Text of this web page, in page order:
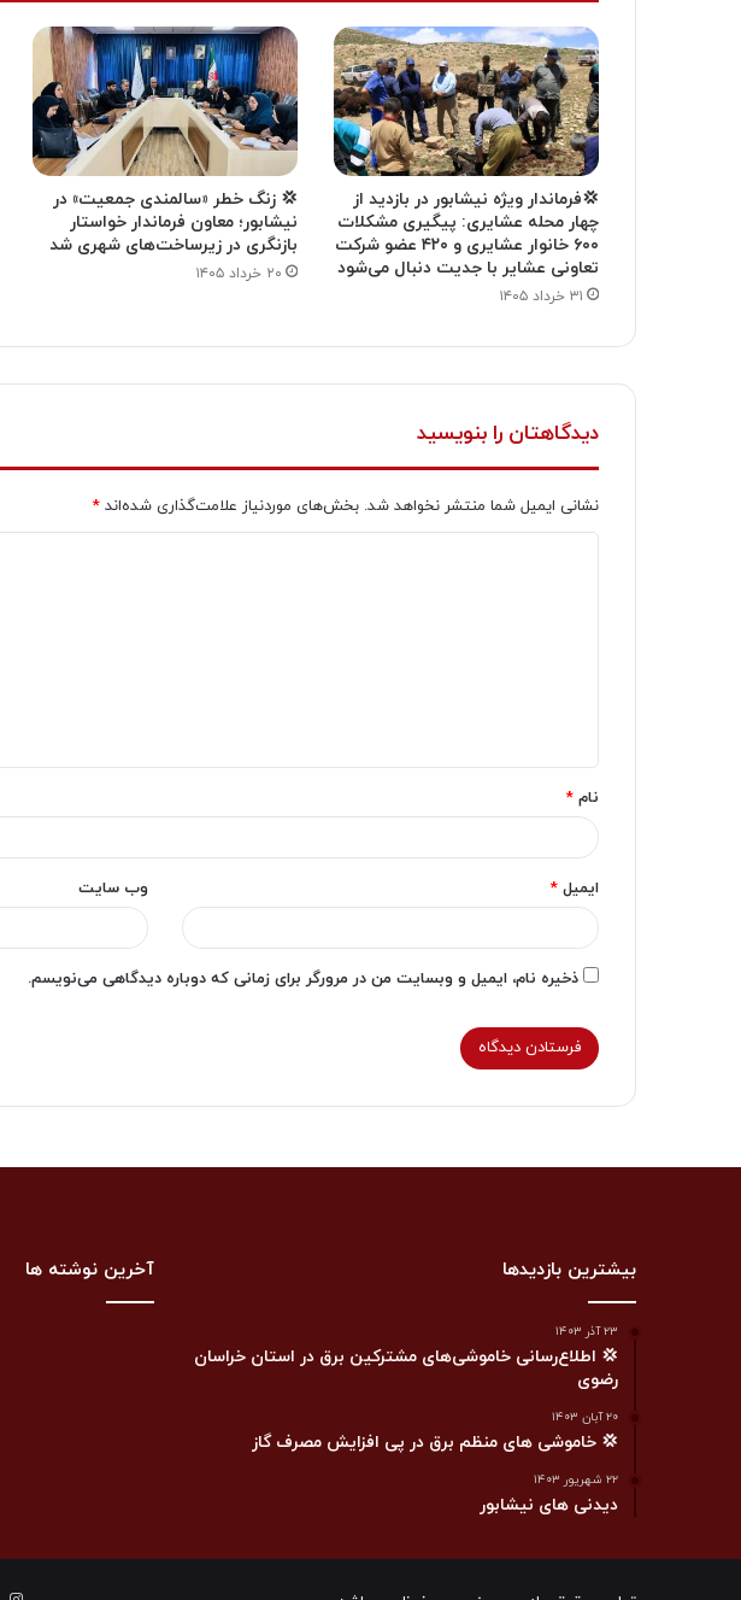
💢فرماندار ویژه نیشابور در بازدید از
چهار محله عشایری: پیگیری مشکلات
۶۰۰ خانوار عشایری و ۴۲۰ عضو شرکت
تعاونی عشایر با جدیت دنبال می‌شود
۳۱ خرداد ۱۴۰۵
💢 زنگ خطر «سالمندی جمعیت» در
نیشابور؛ معاون فرماندار خواستار
بازنگری در زیرساخت‌های شهری شد
۲۰ خرداد ۱۴۰۵
دیدگاهتان را بنویسید
نشانی ایمیل شما منتشر نخواهد شد. بخش‌های موردنیاز علامت‌گذاری شده‌اند *
*
نام *
ایمیل * وب‌ سایت
ذخیره نام، ایمیل و وبسایت من در مرورگر برای زمانی که دوباره دیدگاهی می‌نویسم.
بیشترین بازدیدها
۲۳ آذر ۱۴۰۳
💢 اطلاع‌رسانی خاموشی‌های مشترکین برق در استان خراسان
رضوی
۲۰ آبان ۱۴۰۳
💢 خاموشی های منظم برق در پی افزایش مصرف گاز
۲۲ شهریور ۱۴۰۳
دیدنی های نیشابور
آخرین نوشته ها